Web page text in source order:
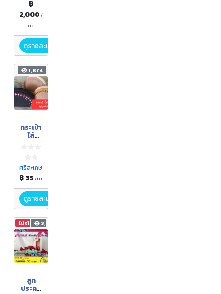
฿
2,000 /
ตัว
ดูรายละเอียด
1,874
กระเป๋า
ใส่
ศรีสะเกษ
฿ 35/ ใบ
ดูรายละเอียด
โปรโมชัน2,082
ลูก
ประคบ